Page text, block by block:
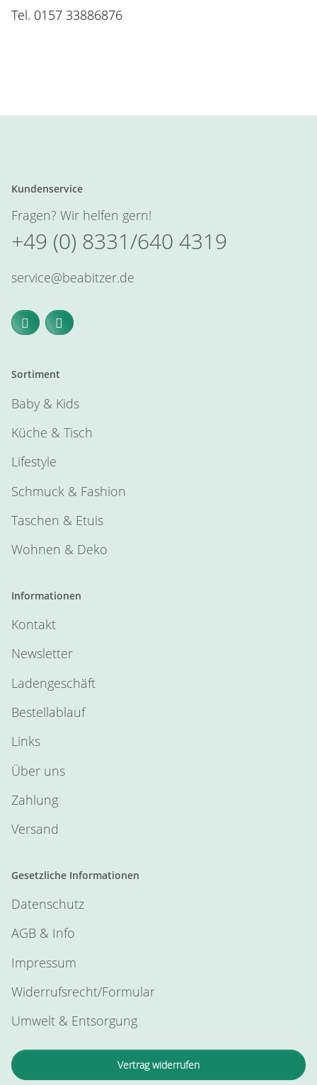
Tel. 0157 33886876
Kundenservice
Fragen? Wir helfen gern!
+49 (0) 8331/640 4319
service@beabitzer.de
Sortiment
Baby & Kids
Küche & Tisch
Lifestyle
Schmuck & Fashion
Taschen & Etuis
Wohnen & Deko
Informationen
Kontakt
Newsletter
Ladengeschäft
Bestellablauf
Links
Über uns
Zahlung
Versand
Gesetzliche Informationen
Datenschutz
AGB & Info
Impressum
Widerrufsrecht/Formular
Umwelt & Entsorgung
Vertrag widerrufen